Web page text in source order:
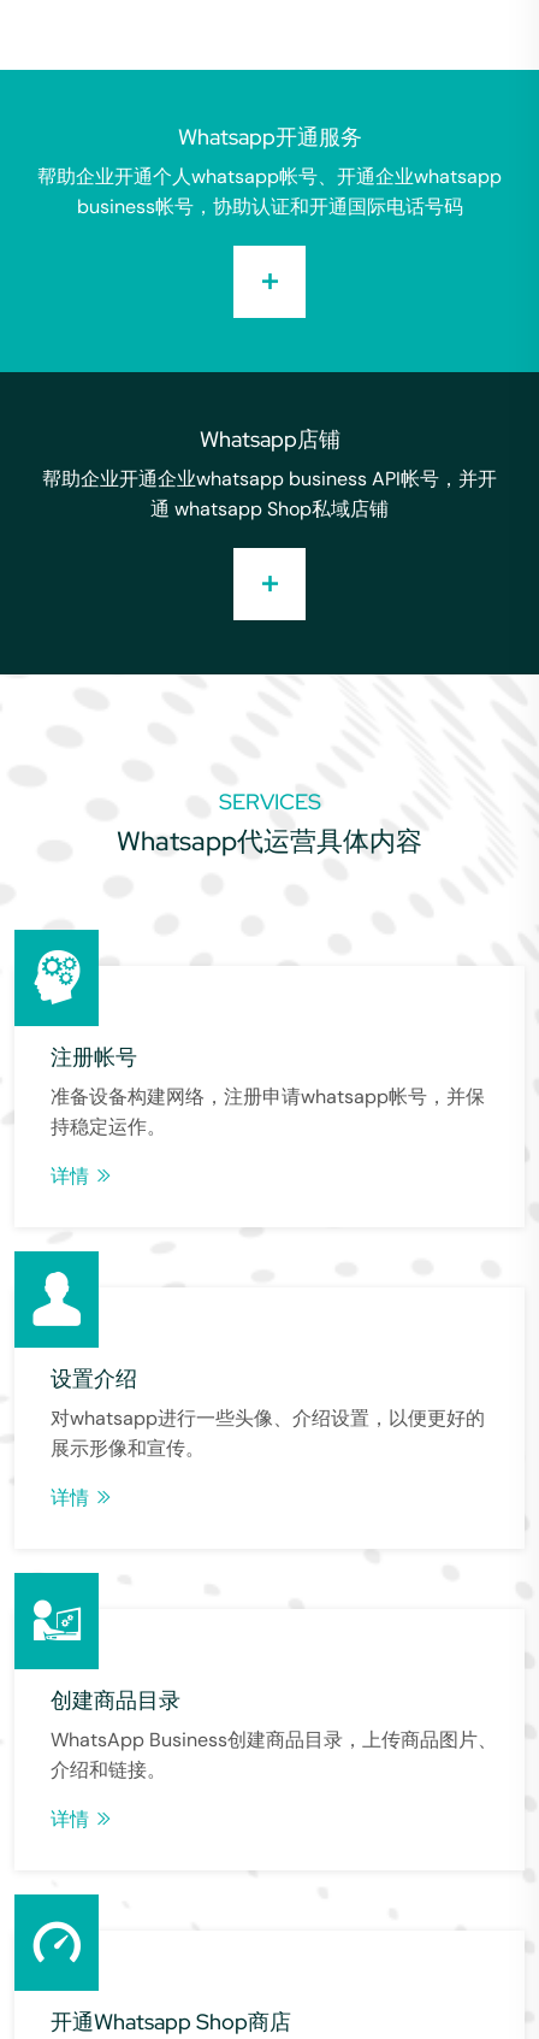
Whatsapp开通服务
帮助企业开通个人whatsapp帐号、开通企业whatsapp
business帐号，协助认证和开通国际电话号码
Whatsapp店铺
帮助企业开通企业whatsapp business API帐号，并开
通 whatsapp Shop私域店铺
SERVICES
Whatsapp代运营具体内容
注册帐号
准备设备构建网络，注册申请whatsapp帐号，并保
持稳定运作。
详情
设置介绍
对whatsapp进行一些头像、介绍设置，以便更好的
展示形像和宣传。
详情
创建商品目录
WhatsApp Business创建商品目录，上传商品图片、
介绍和链接。
详情
开通Whatsapp Shop商店